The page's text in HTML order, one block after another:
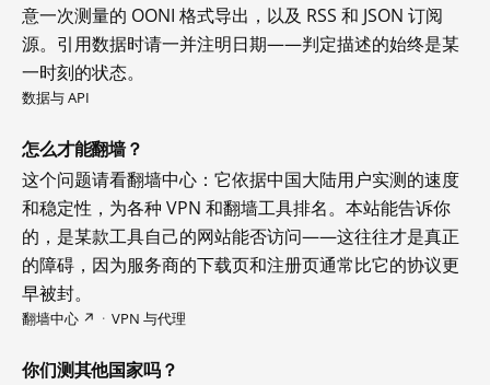
意一次测量的 OONI 格式导出，以及 RSS 和 JSON 订阅
源。引用数据时请一并注明日期——判定描述的始终是某
一时刻的状态。
数据与 API
怎么才能翻墙？
这个问题请看翻墙中心：它依据中国大陆用户实测的速度
和稳定性，为各种 VPN 和翻墙工具排名。本站能告诉你
的，是某款工具自己的网站能否访问——这往往才是真正
的障碍，因为服务商的下载页和注册页通常比它的协议更
早被封。
翻墙中心 ↗ · VPN 与代理
你们测其他国家吗？